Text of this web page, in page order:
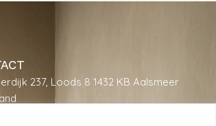
237, Loods 8 1432 KB Aalsmeer